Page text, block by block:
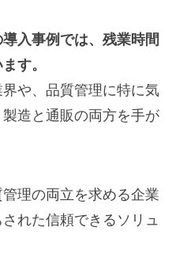
入事例では、残業時間
す。
や、品質管理に特に気
造と通販の両方を手が
理の両立を求める企業
れた信頼できるソリュ